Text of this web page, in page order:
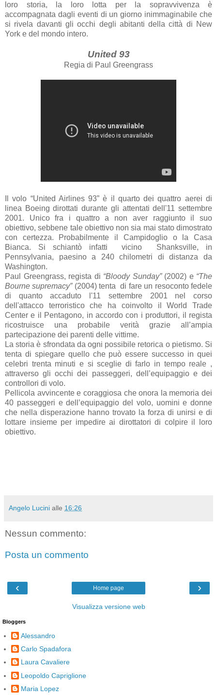
loro storia, la loro lotta per la sopravvivenza è
accompagnata dagli eventi di un giorno inimmaginabile che
si rivela davanti gli occhi degli abitanti della città di New
York e del mondo intero.
United 93
Regia di Paul Greengrass
Il volo “United Airlines93” è il quarto dei quattro aerei di
linea Boeing dirottati durante gli attentati dell'11 settembre
2001. Unico fra i quattro a non aver raggiunto il suo
obiettivo, sebbene tale obiettivo non sia mai stato dimostrato
con certezza. Probabilmente il Campidoglio o
la Casa
Bianca. Si schiantò infatti vicino
Shanksville, in
Pennsylvania, paesino a 240 chilometri di distanza da
Washington.
Paul Greengrass, regista di “Bloody Sunday”(2002) e“The
Bourne supremacy”(2004) tenta di fare un resoconto fedele
di quanto accaduto l'11 settembre 2001 nel corso
dell'attacco terroristico che ha coinvolto il World Trade
Center e il Pentagono, in accordo con i produttori, il regista
ricostruisce una probabile verità grazie all’ampia
partecipazione dei parenti delle vittime.
La storia è sfrondata da ogni possibile retorica o pietismo. Si
tenta di spiegare quello che può essere successo in quei
celebri trenta minuti e si sceglie di farlo in tempo reale ,
attraverso gli occhi dei passeggeri, dell’equipaggio e dei
controllori di volo.
Pellicola avvincente e coraggiosa che onora la memoria dei
40 passeggeri e dell’equipaggio del volo, uomini e donne
che nella disperazione hanno trovato la forza di unirsi e di
lottare insieme per impedire ai dirottatori di colpire il loro
obiettivo.
Angelo Lucini alle 16:26
Nessun commento:
Posta un commento
‹ ›
Home page
Visualizza versione web
Bloggers
Alessandro
Carlo Spadafora
Laura Cavaliere
Leopoldo Capriglione
Maria Lopez